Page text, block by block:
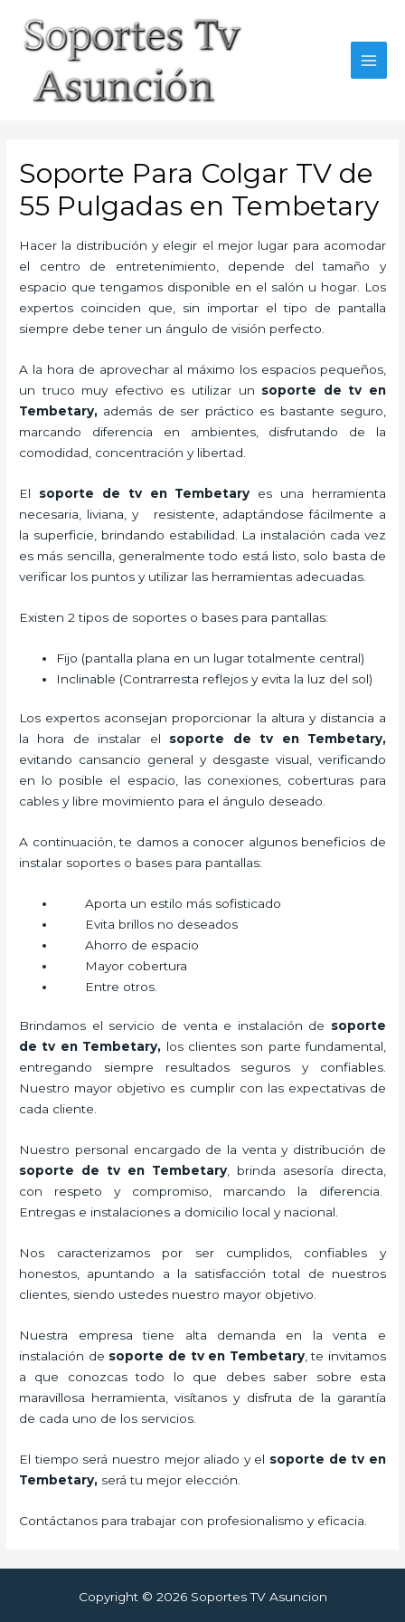
content
Soporte Para Colgar TV de
55 Pulgadas en Tembetary
Hacer la distribución y elegir el mejor lugar para acomodar
el centro de entretenimiento, depende del tamaño y
espacio que tengamos disponible en el salón u hogar. Los
expertos coinciden que, sin importar el tipo de pantalla
siempre debe tener un ángulo de visión perfecto.
A la hora de aprovechar al máximo los espacios pequeños,
un truco muy efectivo es utilizar un soporte de tv en
Tembetary, además de ser práctico es bastante seguro,
marcando diferencia en ambientes, disfrutando de la
comodidad, concentración y libertad.
El soporte de tv en Tembetary es una herramienta
necesaria, liviana, y resistente, adaptándose fácilmente a
la superficie, brindando estabilidad. La instalación cada vez
es más sencilla, generalmente todo está listo, solo basta de
verificar los puntos y utilizar las herramientas adecuadas.
Existen 2 tipos de soportes o bases para pantallas:
Fijo (pantalla plana en un lugar totalmente central)
Inclinable (Contrarresta reflejos y evita la luz del sol)
Los expertos aconsejan proporcionar la altura y distancia a
la hora de instalar el soporte de tv en Tembetary,
evitando cansancio general y desgaste visual, verificando
en lo posible el espacio, las conexiones, coberturas para
cables y libre movimiento para el ángulo deseado.
A continuación, te damos a conocer algunos beneficios de
instalar soportes o bases para pantallas:
Aporta un estilo más sofisticado
Evita brillos no deseados
Ahorro de espacio
Mayor cobertura
Entre otros.
Brindamos el servicio de venta e instalación de soporte
de tv en Tembetary, los clientes son parte fundamental,
entregando siempre resultados seguros y confiables.
Nuestro mayor objetivo es cumplir con las expectativas de
cada cliente.
Nuestro personal encargado de la venta y distribución de
soporte de tv en Tembetary, brinda asesoría directa,
con respeto y compromiso, marcando la diferencia.
Entregas e instalaciones a domicilio local y nacional.
Nos caracterizamos por ser cumplidos, confiables y
honestos, apuntando a la satisfacción total de nuestros
clientes, siendo ustedes nuestro mayor objetivo.
Nuestra empresa tiene alta demanda en la venta e
instalación de soporte de tv en Tembetary, te invitamos
a que conozcas todo lo que debes saber sobre esta
maravillosa herramienta, visítanos y disfruta de la garantía
de cada uno de los servicios.
El tiempo será nuestro mejor aliado y el soporte de tv en
Tembetary, será tu mejor elección.
Contáctanos para trabajar con profesionalismo y eficacia.
Copyright © 2026 Soportes TV Asuncion